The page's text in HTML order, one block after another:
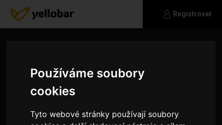
Používáme soubory
cookies
Tyto webové stránky používají soubory
Registrovat